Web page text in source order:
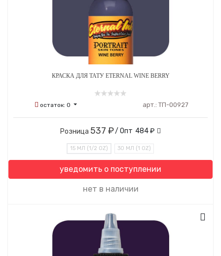
КРАСКА ДЛЯ ТАТУ ETERNAL WINE BERRY
остаток: 0 арт.: ТП-00927
Розница 537 ₽/ Опт 484 ₽
15 МЛ (1/2 OZ) 30 МЛ (1 OZ)
уведомить о поступлении
нет в наличии